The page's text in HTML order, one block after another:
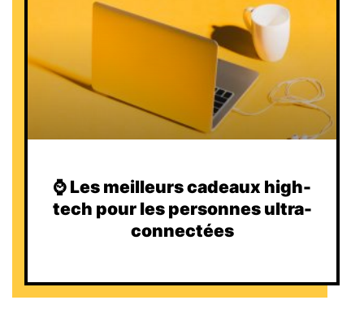
⌚️ Les meilleurs cadeaux high-
tech pour les personnes ultra-
connectées